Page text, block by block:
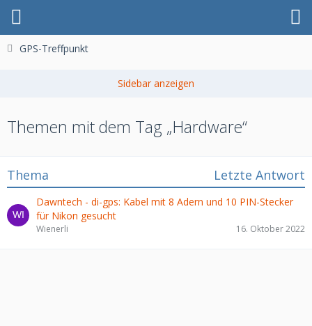
GPS-Treffpunkt
Themen mit dem Tag „Hardware“
Thema Letzte Antwort
Dawntech - di-gps: Kabel mit 8 Adern und 10 PIN-Stecker
für Nikon gesucht
Wienerli 16. Oktober 2022